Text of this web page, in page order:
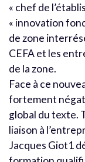
« chef de
« innovation
de zone
CEFA et les
de la zone.
Face à ce
fortement
global du texte.
liaison à
Jacques Giot1